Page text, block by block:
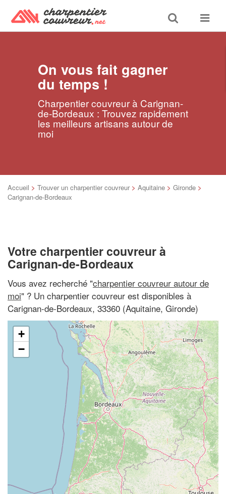
Toggle
search
Toggle
On vous fait gagner
du temps !
Charpentier couvreur à Carignan-
de-Bordeaux : Trouvez rapidement
les meilleurs artisans autour de
moi
Accueil > Trouver un charpentier couvreur > Aquitaine > Gironde >
Carignan-de-Bordeaux
Votre charpentier couvreur à
Carignan-de-Bordeaux
Vous avez recherché "charpentier couvreur autour de
moi" ? Un charpentier couvreur est disponibles à
Carignan-de-Bordeaux, 33360 (Aquitaine, Gironde)
+
−